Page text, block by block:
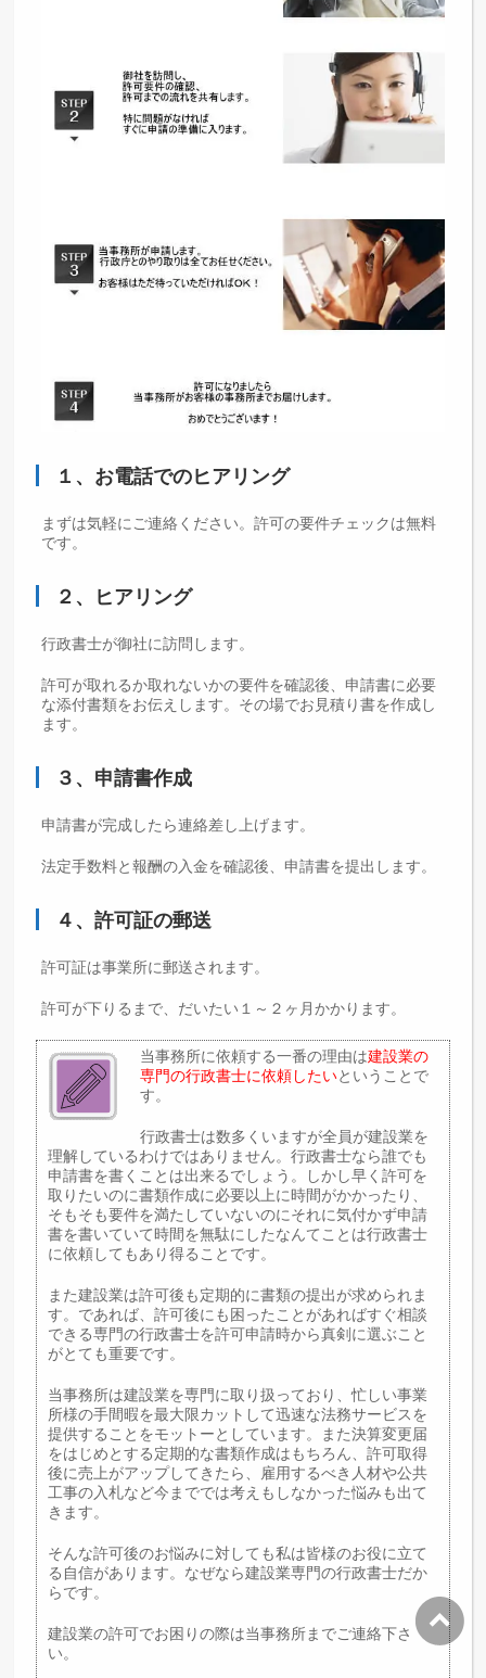
１、お電話でのヒアリング
まずは気軽にご連絡ください。許可の要件チェックは無料
です。
２、ヒアリング
行政書士が御社に訪問します。
許可が取れるか取れないかの要件を確認後、申請書に必要
な添付書類をお伝えします。その場でお見積り書を作成し
ます。
３、申請書作成
申請書が完成したら連絡差し上げます。
法定手数料と報酬の入金を確認後、申請書を提出します。
４、許可証の郵送
許可証は事業所に郵送されます。
許可が下りるまで、だいたい１～２ヶ月かかります。
当事務所に依頼する一番の理由は建設業の
専門の行政書士に依頼したいということで
す。
行政書士は数多くいますが全員が建設業を
理解しているわけではありません。行政書士なら誰でも
申請書を書くことは出来るでしょう。しかし早く許可を
取りたいのに書類作成に必要以上に時間がかかったり、
そもそも要件を満たしていないのにそれに気付かず申請
書を書いていて時間を無駄にしたなんてことは行政書士
に依頼してもあり得ることです。
また建設業は許可後も定期的に書類の提出が求められま
す。であれば、許可後にも困ったことがあればすぐ相談
できる専門の行政書士を許可申請時から真剣に選ぶこと
がとても重要です。
当事務所は建設業を専門に取り扱っており、忙しい事業
所様の手間暇を最大限カットして迅速な法務サービスを
提供することをモットーとしています。また決算変更届
をはじめとする定期的な書類作成はもちろん、許可取得
後に売上がアップしてきたら、雇用するべき人材や公共
工事の入札など今まででは考えもしなかった悩みも出て
きます。
そんな許可後のお悩みに対しても私は皆様のお役に立て
る自信があります。なぜなら建設業専門の行政書士だか
らです。
建設業の許可でお困りの際は当事務所までご連絡下さ
い。